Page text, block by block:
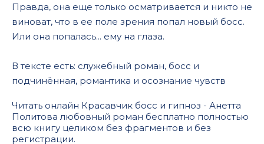
Правда, она еще только осматривается и никто не
виноват, что в ее поле зрения попал новый босс.
Или она попалась... ему на глаза.
В тексте есть: служебный роман, босс и
подчинённая, романтика и осознание чувств
Читать онлайн Красавчик босс и гипноз - Анетта
Политова любовный роман бесплатно полностью
всю книгу целиком без фрагментов и без
регистрации.